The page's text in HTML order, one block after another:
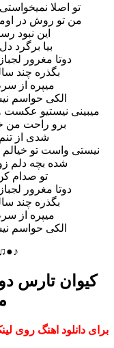
تو اصلا
من تو روش در
این
بیا
دوتا مغرور
بگذره چند
میپره از
الکی حواسم
میبینی نیستیو
برو راحت من
شدی از
نیستی واست تو
شده بچه دلم
تو صدام
دوتا مغرور
بگذره چند
میپره از
الکی حواسم
کیوان تارس
برای دانلود اهنگ روی